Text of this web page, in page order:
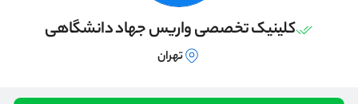
کلینیک تخصصی واریس جهاد دانشگاهی
تهران